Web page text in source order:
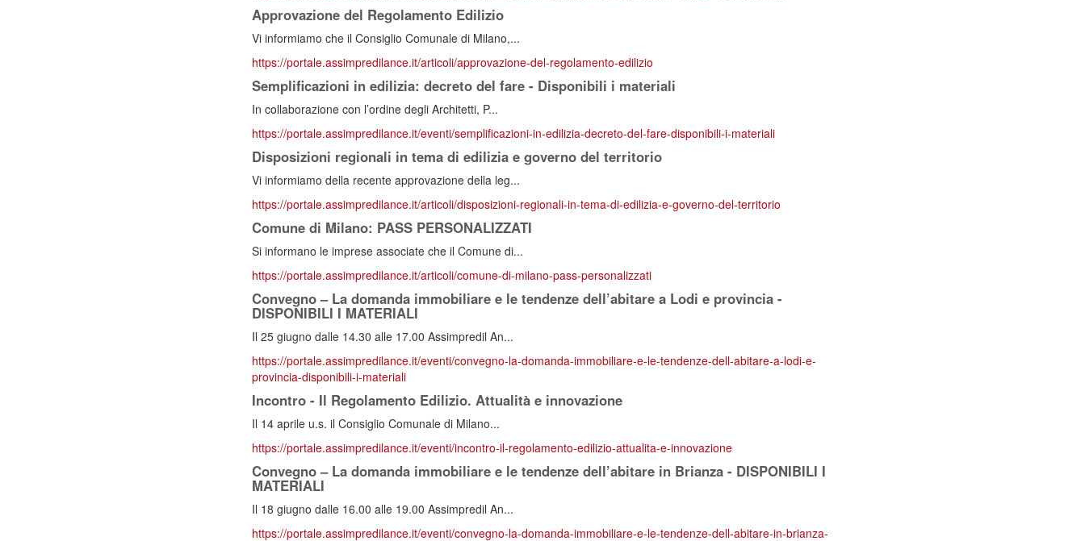
Approvazione del Regolamento Edilizio
Vi informiamo che il Consiglio Comunale di Milano,...
https://portale.assimpredilance.it/articoli/approvazione-del-regolamento-edilizio
Semplificazioni in edilizia: decreto del fare - Disponibili i materiali
In collaborazione con l’ordine degli Architetti, P...
https://portale.assimpredilance.it/eventi/semplificazioni-in-edilizia-decreto-del-fare-disponibili-i-materiali
Disposizioni regionali in tema di edilizia e governo del territorio
Vi informiamo della recente approvazione della leg...
https://portale.assimpredilance.it/articoli/disposizioni-regionali-in-tema-di-edilizia-e-governo-del-territorio
Comune di Milano: PASS PERSONALIZZATI
Si informano le imprese associate che il Comune di...
https://portale.assimpredilance.it/articoli/comune-di-milano-pass-personalizzati
Convegno – La domanda immobiliare e le tendenze dell’abitare a Lodi e provincia -
DISPONIBILI I MATERIALI
Il 25 giugno dalle 14.30 alle 17.00 Assimpredil An...
https://portale.assimpredilance.it/eventi/convegno-la-domanda-immobiliare-e-le-tendenze-dell-abitare-a-lodi-e-
provincia-disponibili-i-materiali
Incontro - Il Regolamento Edilizio. Attualità e innovazione
Il 14 aprile u.s. il Consiglio Comunale di Milano...
https://portale.assimpredilance.it/eventi/incontro-il-regolamento-edilizio-attualita-e-innovazione
Convegno – La domanda immobiliare e le tendenze dell’abitare in Brianza - DISPONIBILI I
MATERIALI
Il 18 giugno dalle 16.00 alle 19.00 Assimpredil An...
https://portale.assimpredilance.it/eventi/convegno-la-domanda-immobiliare-e-le-tendenze-dell-abitare-in-brianza-